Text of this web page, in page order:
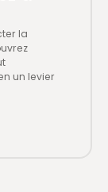
la
un levier